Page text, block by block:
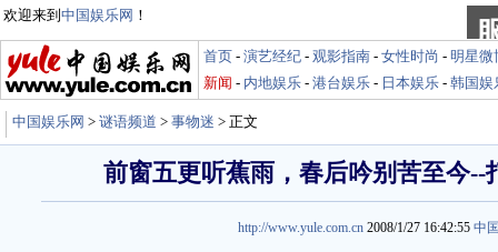
欢迎来到 中国娱乐网 ！
首页 - 演艺经纪 - 观影指南 - 女性时尚 - 明星微
新闻 - 内地娱乐 - 港台娱乐 - 日本娱乐 - 韩国娱
中国娱乐网 > 谜语频道 > 事物迷 > 正文
前窗五更听蕉雨，春后吟别苦至今--
http://www.yule.com.cn 2008/1/27 16:42:55 中